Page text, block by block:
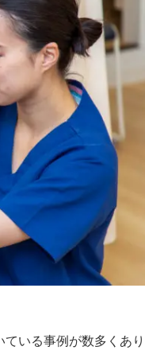
いる事例が数多くあり